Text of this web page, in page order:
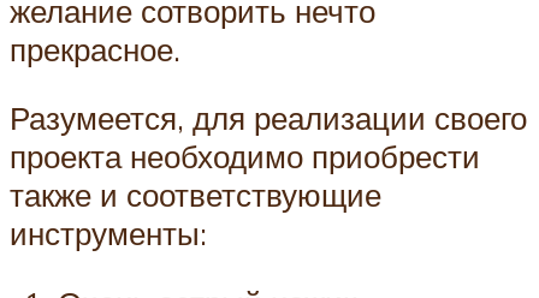
желание сотворить нечто
прекрасное.
Разумеется, для реализации своего
проекта необходимо приобрести
также и соответствующие
инструменты: